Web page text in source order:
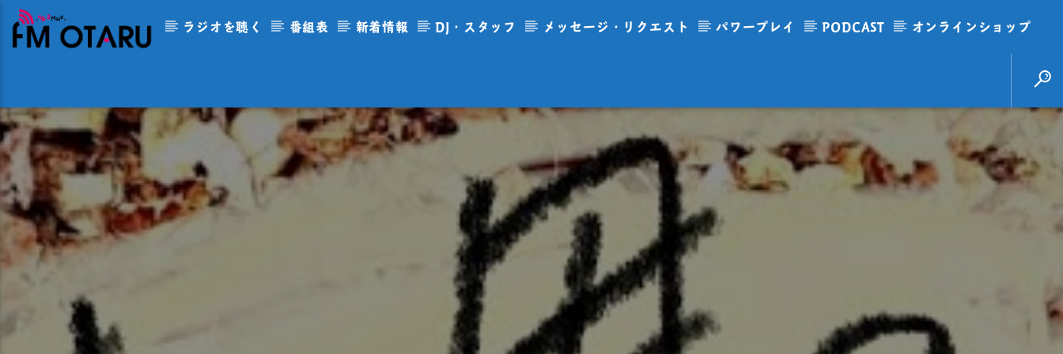
ラジオを聴く 番組表 新着情報 DJ・スタッフ メッセージ・リクエスト パワープレイ PODCAST オンラインショップ